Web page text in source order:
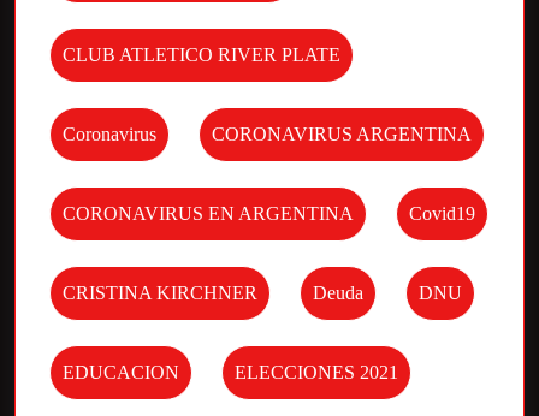
CLUB ATLETICO RIVER PLATE
Coronavirus CORONAVIRUS ARGENTINA
CORONAVIRUS EN ARGENTINA Covid19
CRISTINA KIRCHNER Deuda DNU
EDUCACION ELECCIONES 2021